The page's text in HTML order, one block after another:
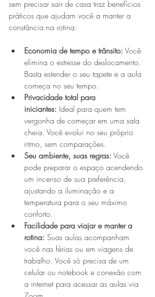
sem precisar sair de casa traz benefícios
práticos que ajudam você a manter a
constância na rotina:
Economia de tempo e trânsito: Você
elimina o estresse do deslocamento.
Basta estender o seu tapete e a aula
começa no seu tempo.
Privacidade total para
iniciantes: Ideal para quem tem
vergonha de começar em uma sala
cheia. Você evolui no seu próprio
ritmo, sem comparações.
Seu ambiente, suas regras: Você
pode preparar o espaço acendendo
um incenso de sua preferência,
ajustando a iluminação e a
temperatura para o seu máximo
conforto.
Facilidade para viajar e manter a
rotina: Suas aulas acompanham
você nas férias ou em viagens de
trabalho. Você só precisa de um
celular ou notebook e conexão com
a internet para acessar as aulas via